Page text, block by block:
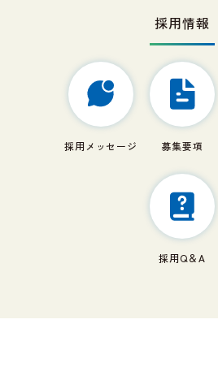
採用情報
採用メッセージ 募集要項
採用Q＆A